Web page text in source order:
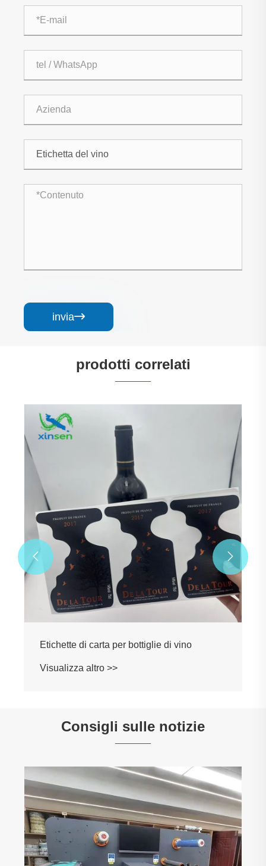
invia
prodotti correlati
Adesivo per vino artigianale in carta Kraft a
Visualizza altro >>
 
Consigli sulle notizie
Come può un'etichetta di vino ottenere sia
una consistenza premium che una
tracciabilità anticontraffazione?
Visualizza altro >>